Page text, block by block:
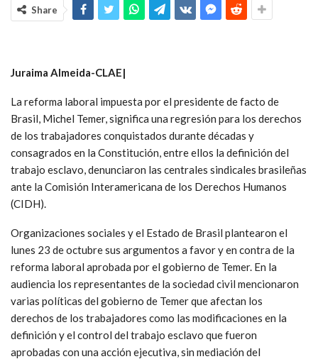
Share
Juraima Almeida-CLAE|
La reforma laboral impuesta por el presidente de facto de
Brasil, Michel Temer, significa una regresión para los derechos
de los trabajadores conquistados durante décadas y
consagrados en la Constitución, entre ellos la definición del
trabajo esclavo, denunciaron las centrales sindicales brasileñas
ante la Comisión Interamericana de los Derechos Humanos
(CIDH).
Organizaciones sociales y el Estado de Brasil plantearon el
lunes 23 de octubre sus argumentos a favor y en contra de la
reforma laboral aprobada por el gobierno de Temer. En la
audiencia los representantes de la sociedad civil mencionaron
varias políticas del gobierno de Temer que afectan los
derechos de los trabajadores como las modificaciones en la
definición y el control del trabajo esclavo que fueron
aprobadas con una acción ejecutiva, sin mediación del